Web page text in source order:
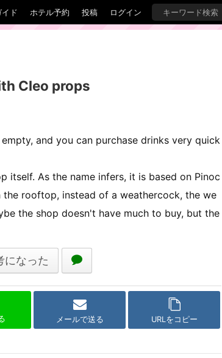
ド ホテル予約 投稿 ログイン
Cleo props
and you can purchase drinks very quick
itself. As the name infers, it is based on Pinoc
rooftop, instead of a weathercock, the we
the shop doesn't have much to buy, but the
になった
メールで送る URLをコピー